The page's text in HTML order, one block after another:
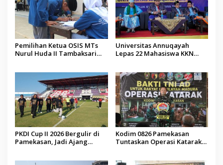
Pemilihan Ketua OSIS MTs
Nurul Huda II Tambaksari
Universitas Annuqayah
Lepas 22 Mahasiswa KKN
PKDI Cup II 2026 Bergulir di
Pamekasan, Jadi Ajang
Kodim 0826 Pamekasan
Tuntaskan Operasi Katarak